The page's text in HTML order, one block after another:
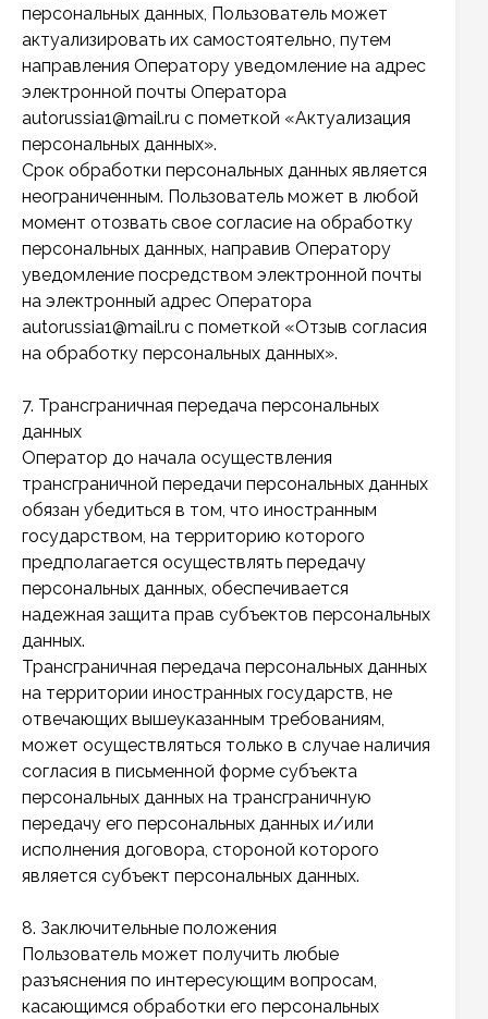
персональных данных, Пользователь может
актуализировать их самостоятельно, путем
направления Оператору уведомление на адрес
электронной почты Оператора
autorussia1@mail.ru с пометкой «Актуализация
персональных данных».
Срок обработки персональных данных является
неограниченным. Пользователь может в любой
момент отозвать свое согласие на обработку
персональных данных, направив Оператору
уведомление посредством электронной почты
на электронный адрес Оператора
autorussia1@mail.ru с пометкой «Отзыв согласия
на обработку персональных данных».
7. Трансграничная передача персональных
данных
Оператор до начала осуществления
трансграничной передачи персональных данных
обязан убедиться в том, что иностранным
государством, на территорию которого
предполагается осуществлять передачу
персональных данных, обеспечивается
надежная защита прав субъектов персональных
данных.
Трансграничная передача персональных данных
на территории иностранных государств, не
отвечающих вышеуказанным требованиям,
может осуществляться только в случае наличия
согласия в письменной форме субъекта
персональных данных на трансграничную
передачу его персональных данных и/или
исполнения договора, стороной которого
является субъект персональных данных.
8. Заключительные положения
Пользователь может получить любые
разъяснения по интересующим вопросам,
касающимся обработки его персональных